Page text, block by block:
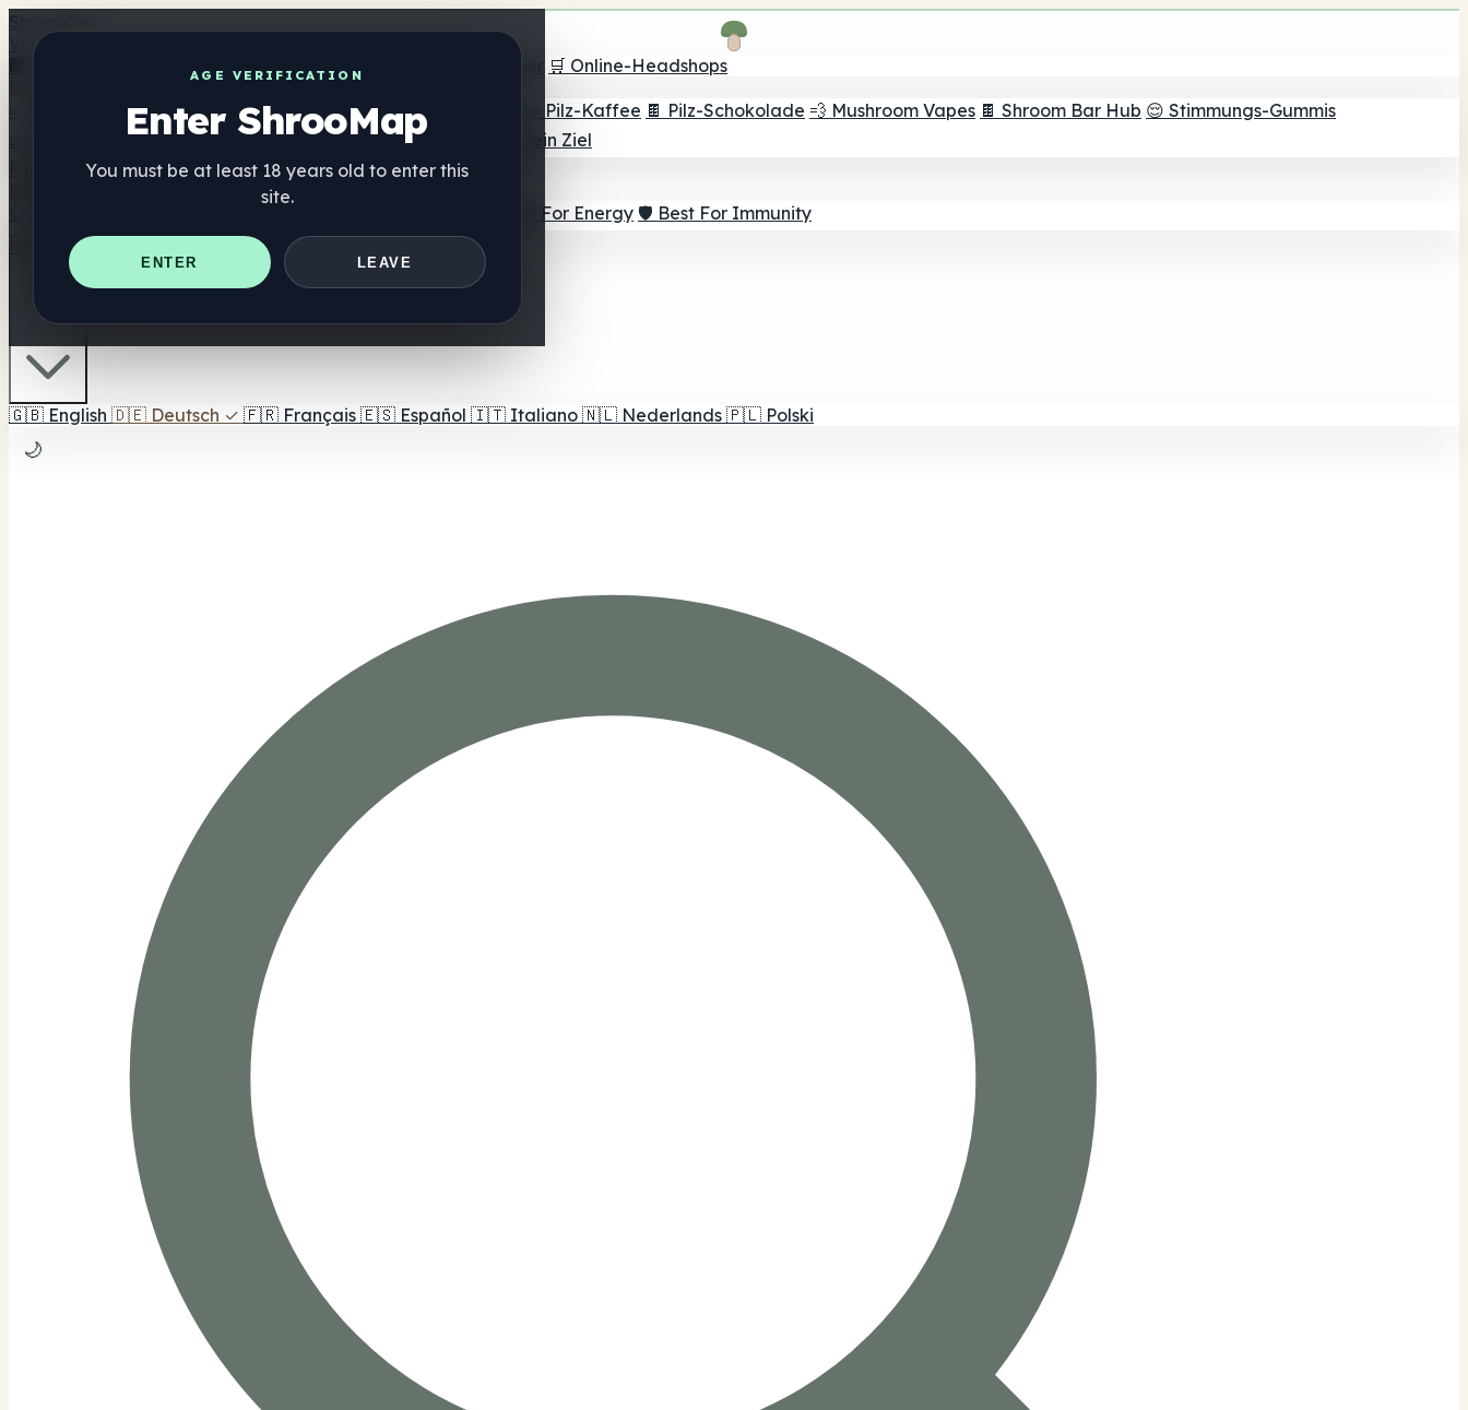
AGE VERIFICATION
Enter ShrooMap
You must be at least 18 years old to enter this
site.
ENTER LEAVE
Verzeichnis
📍 Headshop-Finder
🛒 Online-Headshops
🍬 Pilz-Gummis 💊 Pilz-Kapseln 💧 Pilz-Tinkturen 🫙 Pilz-Pulver ☕ Pilz-Kaffee 🍫 Pilz-Schokolade 💨 Mushroom Vapes 🍫 Shroom Bar Hub 😌 Stimmungs-Gummis
⚖️ Produkte vergleichen 💰 Angebote & Rabatte 🎯 Beste für dein Ziel
⚡ Best For Energy 🛡️ Best For Immunity
Ratgeber Quiz Blog In der Nähe
🇩🇪 DE
🇬🇧 English 🇩🇪 Deutsch ✓ 🇫🇷 Français 🇪🇸 Español 🇮🇹 Italiano 🇳🇱 Nederlands 🇵🇱 Polski
🌙